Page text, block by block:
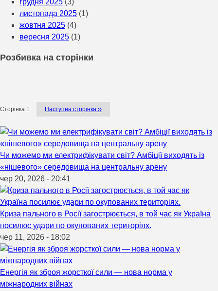
грудня 2025 (3)
листопада 2025 (1)
жовтня 2025 (4)
вересня 2025 (1)
Розбивка на сторінки
Сторінка 1 Наступна сторінка ››
Чи можемо ми електрифікувати світ? Амбіції виходять із
«нішевого» середовища на центральну арену
чер 20, 2026 - 20:41
Криза пального в Росії загострюється, в той час як Україна
посилює удари по окупованих територіях.
чер 11, 2026 - 18:02
Енергія як зброя жорсткої сили — нова норма у
міжнародних війнах